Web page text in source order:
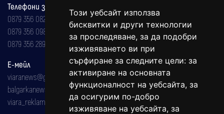
Този уебсайт използва
бисквитки и други технологии
за проследяване, за да подобри
изживяването ви при
сърфиране за следните цели: за
активиране на основната
функционалност на уебсайта, за
да осигурим по-добро
изживяване на уебсайта, за
Телефони за реклама и абонаменти
0879 356 082
0879 356 098
0879 356 289
Е-мейл
viaranews@gmail.com
balgarkanews@gmail.com
viara_reklama@mail.bg